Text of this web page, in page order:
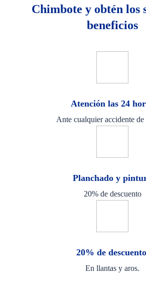
Chimbote y obtén los
beneficios
Atención las 24
Ante cualquier accidente de
Planchado y
20% de descuento
20% de descuento
En llantas y aros.